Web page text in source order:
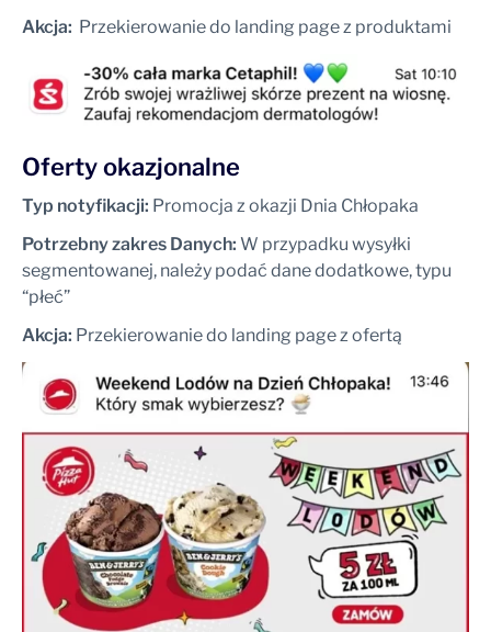
Akcja: Przekierowanie do landing page z produktami
Oferty okazjonalne
Typ notyfikacji: Promocja z okazji Dnia Chłopaka
Potrzebny zakres Danych: W przypadku wysyłki
segmentowanej, należy podać dane dodatkowe, typu
“płeć”
Akcja: Przekierowanie do landing page z ofertą